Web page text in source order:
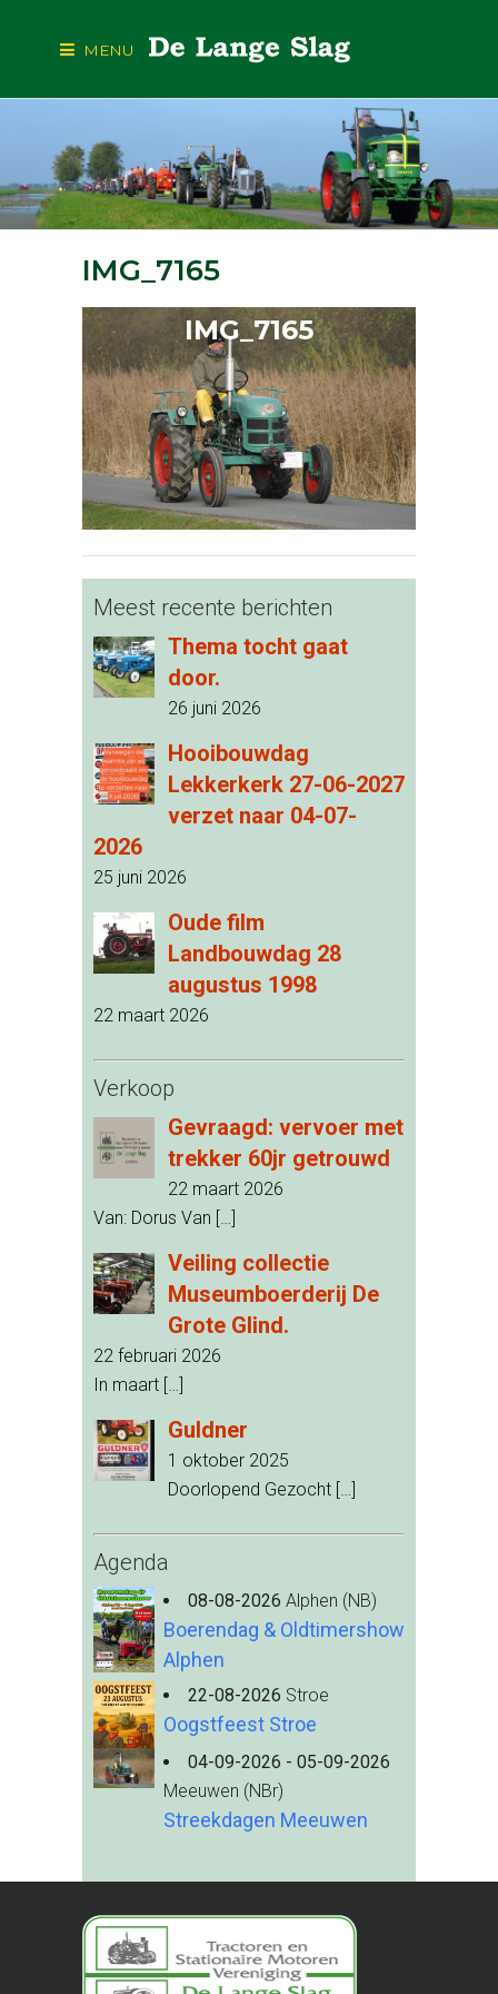
MENU
IMG_7165
IMG_7165
Meest recente berichten
Thema tocht gaat
door.
26 juni 2026
Hooibouwdag
Lekkerkerk 27-06-2027
verzet naar 04-07-
2026
25 juni 2026
Oude film
Landbouwdag 28
augustus 1998
22 maart 2026
Verkoop
Gevraagd: vervoer met
trekker 60jr getrouwd
22 maart 2026
Van: Dorus Van […]
Veiling collectie
Museumboerderij De
Grote Glind.
22 februari 2026
In maart […]
Guldner
1 oktober 2025
Doorlopend Gezocht […]
Agenda
08-08-2026 Alphen (NB)
Boerendag & Oldtimershow
Alphen
22-08-2026 Stroe
Oogstfeest Stroe
04-09-2026 - 05-09-2026
Meeuwen (NBr)
Streekdagen Meeuwen